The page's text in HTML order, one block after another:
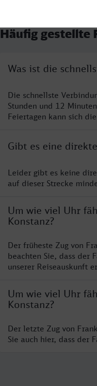
Häufig gestellte
Was ist die
Die schnellste
Stunden und 12
Feiertagen kann sich
Gibt es eine
Leider gibt es keine
auf dieser Strecke
Um wie viel Uhr
Konstanz?
Der früheste Zug von
beachten Sie, dass der
unserer Reiseauskunft
Um wie viel Uhr
Konstanz?
Der letzte Zug von
Sie auch hier, dass der